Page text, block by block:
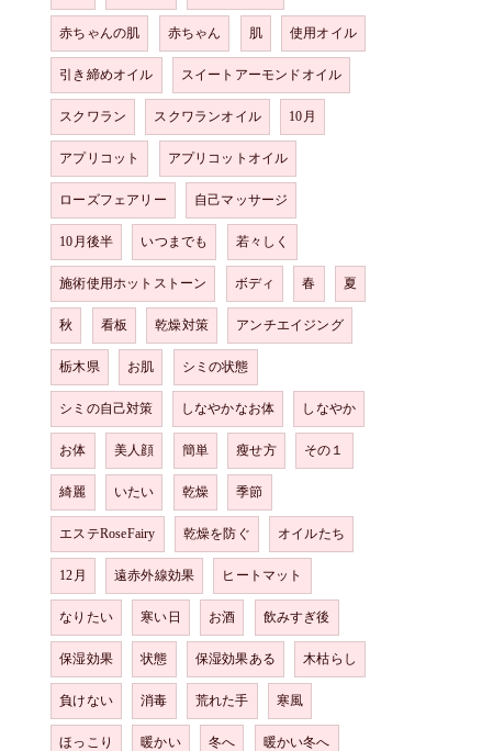
赤ちゃんの肌 赤ちゃん 肌 使用オイル
引き締めオイル スイートアーモンドオイル
スクワラン スクワランオイル 10月
アプリコット アプリコットオイル
ローズフェアリー 自己マッサージ
10月後半 いつまでも 若々しく
施術使用ホットストーン ボディ 春 夏
秋 看板 乾燥対策 アンチエイジング
栃木県 お肌 シミの状態
シミの自己対策 しなやかなお体 しなやか
お体 美人顔 簡単 瘦せ方 その１
綺麗 いたい 乾燥 季節
エステRoseFairy 乾燥を防ぐ オイルたち
12月 遠赤外線効果 ヒートマット
なりたい 寒い日 お酒 飲みすぎ後
保湿効果 状態 保湿効果ある 木枯らし
負けない 消毒 荒れた手 寒風
ほっこり 暖かい 冬へ 暖かい冬へ